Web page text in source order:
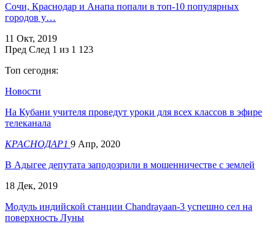
Сочи, Краснодар и Анапа попали в топ-10 популярных
городов у…
11 Окт, 2019
Пред След 1 из 1 123
Топ сегодня:
Новости
На Кубани учителя проведут уроки для всех классов в эфире
телеканала
КРАСНОДАР1 9 Апр, 2020
В Адыгее депутата заподозрили в мошенничестве с землей
18 Дек, 2019
Модуль индийской станции Chandrayaan-3 успешно сел на
поверхность Луны